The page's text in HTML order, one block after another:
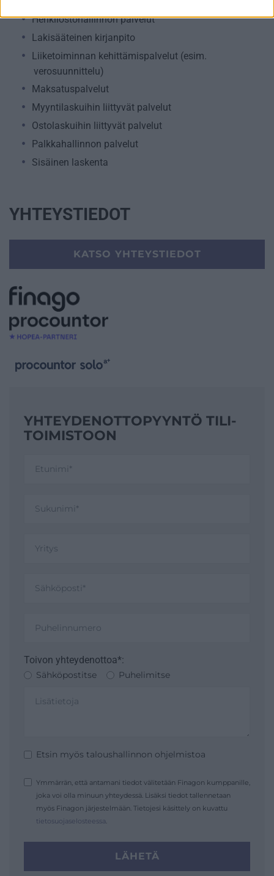
Henkilöstöhallinnon palvelut
Lakisääteinen kirjanpito
Liiketoiminnan kehittämispalvelut (esim.
verosuunnittelu)
Maksatuspalvelut
Myyntilaskuihin liittyvät palvelut
Ostolaskuihin liittyvät palvelut
Palkkahallinnon palvelut
Sisäinen laskenta
YHTEYSTIEDOT
KATSO YHTEYSTIEDOT
YHTEYDENOTTO­PYYNTÖ TILI­
TOIMISTOON
Toivon yhteydenottoa*:
Sähköpostitse Puhelimitse
Etsin myös taloushallinnon ohjelmistoa
Ymmärrän, että antamani tiedot välitetään Finagon kumppanille,
joka voi olla minuun yhteydessä. Lisäksi tiedot tallennetaan
myös Finagon järjestelmään. Tietojesi käsittely on kuvattu
tietosuojaselosteessa .
LÄHETÄ